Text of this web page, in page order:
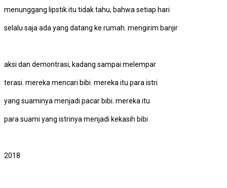
menunggang lipstik itu tidak tahu, bahwa setiap hari
selalu saja ada yang datang ke rumah. mengirim banjir
aksi dan demontrasi, kadang sampai melempar
terasi. mereka mencari bibi. mereka itu para istri
yang suaminya menjadi pacar bibi. mereka itu
para suami yang istrinya menjadi kekasih bibi
2018